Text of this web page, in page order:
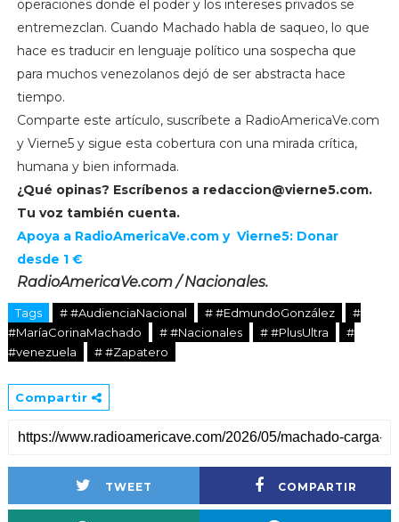
operaciones donde el poder y los intereses privados se
entremezclan. Cuando Machado habla de saqueo, lo que
hace es traducir en lenguaje político una sospecha que
para muchos venezolanos dejó de ser abstracta hace
tiempo.
Comparte este artículo, suscríbete a RadioAmericaVe.com
y Vierne5 y sigue esta cobertura con una mirada crítica,
humana y bien informada.
¿Qué opinas? Escríbenos a redaccion@vierne5.com.
Tu voz también cuenta.
Apoya a RadioAmericaVe.com y Vierne5: Donar
desde 1 €
RadioAmericaVe.com / Nacionales.
Tags # #AudienciaNacional # #EdmundoGonzález
#
#MaríaCorinaMachado
# #Nacionales # #PlusUltra
#
#venezuela
# #Zapatero
Compartir
TWEET COMPARTIR